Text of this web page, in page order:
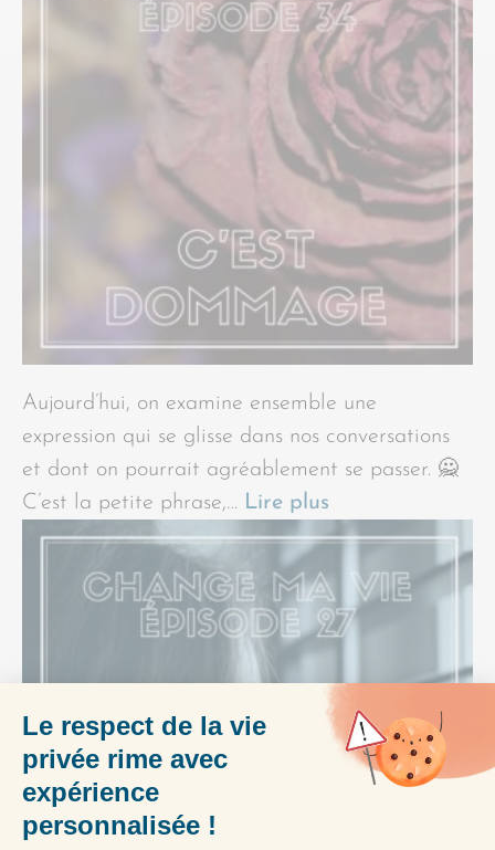
Aujourd’hui, on examine ensemble une
expression qui se glisse dans nos conversations
et dont on pourrait agréablement se passer. 🙅
C’est la petite phrase,… Lire plus